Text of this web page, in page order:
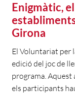
Enigmàtic,
Girona
El Voluntariat per
edició del joc de
programa.
els participants